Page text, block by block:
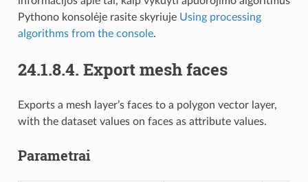
Pythono konsolėje rasite skyriuje Using processing
algorithms from the console.
24.1.8.4. Export mesh faces
Exports a mesh layer’s faces to a polygon vector layer,
with the dataset values on faces as attribute values.
Parametrai